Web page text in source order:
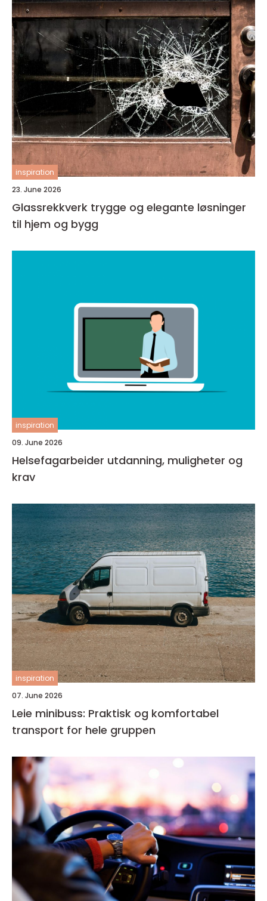
inspiration
23. June 2026
Glassrekkverk trygge og elegante løsninger
til hjem og bygg
inspiration
09. June 2026
Helsefagarbeider utdanning, muligheter og
krav
inspiration
07. June 2026
Leie minibuss: Praktisk og komfortabel
transport for hele gruppen